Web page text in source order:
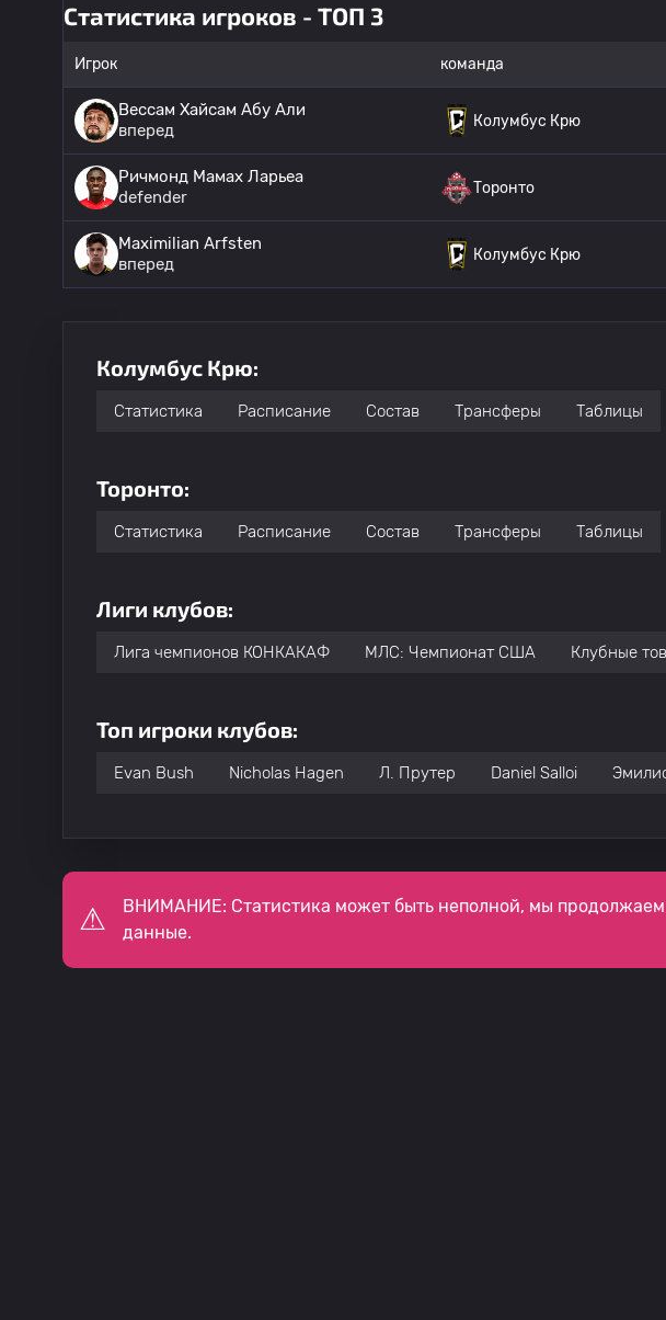
Статистика игроков - ТОП 3
Игрок команда
Вессам Хайсам Абу Али
вперед
Колумбус Крю
Ричмонд Мамах Ларьеа
defender
Торонто
Maximilian Arfsten
вперед
Колумбус Крю
Колумбус Крю:
Статистика Расписание Состав Трансферы Таблицы
Торонто:
Статистика Расписание Состав Трансферы Таблицы
Лиги клубов:
Лига чемпионов КОНКАКАФ МЛС: Чемпионат США Клубные
Топ игроки клубов:
Evan Bush Nicholas Hagen Л. Прутер Daniel Salloi
ВНИМАНИЕ: Статистика может быть неполной, мы продолжаем
данные.